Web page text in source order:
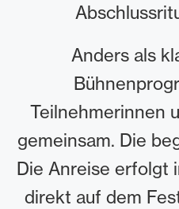
Anders als
Teilnehmerinnen
gemeinsam. Die
Die Anreise erfolgt
direkt auf dem